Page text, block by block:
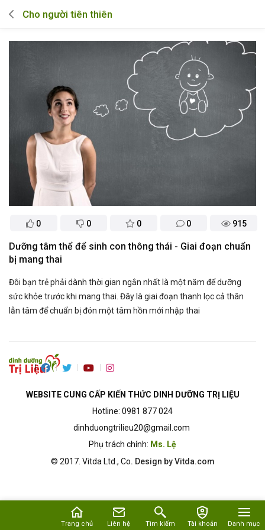
Cho người tiên thiên
0 0 0 0 915
Dưỡng tâm thể để sinh con thông thái - Giai đoạn chuẩn
bị mang thai
Đôi bạn trẻ phải dành thời gian ngắn nhất là một năm để dưỡng
sức khỏe trước khi mang thai. Đây là giai đoạn thanh lọc cả thân
lẫn tâm để chuẩn bị đón một tâm hồn mới nhập thai
WEBSITE CUNG CẤP KIẾN THỨC DINH DƯỠNG TRỊ LIỆU
Hotline: 0981 877 024
dinhduongtrilieu20@gmail.com
Phụ trách chính: Ms. Lệ
© 2017. Vitda Ltd., Co. Design by Vitda.com
Trang chủ Liên hệ Tìm kiếm Tài khoản Danh mục